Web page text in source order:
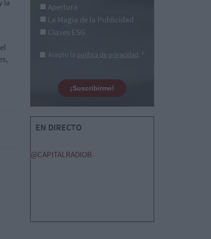
la
Apertura
La Magia de la Publicidad
Claves ESG
Acepto la política de privacidad. *
¡Suscribirme!
EN DIRECTO
@CAPITALRADIOB